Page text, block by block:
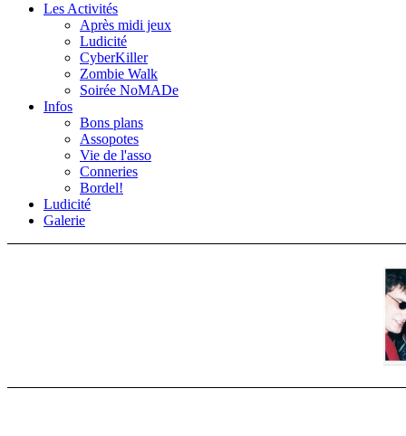
Les Activités
Après midi jeux
Ludicité
CyberKiller
Zombie Walk
Soirée NoMADe
Infos
Bons plans
Assopotes
Vie de l'asso
Conneries
Bordel!
Ludicité
Galerie